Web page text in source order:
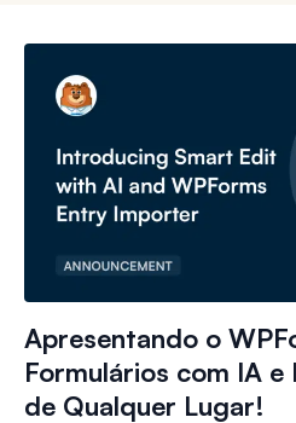
Apresentando o
Formulários com IA
de Qualquer Lugar!